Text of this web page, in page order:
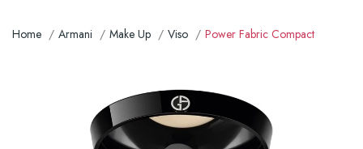
Home Armani Make Up Viso Power Fabric Compact